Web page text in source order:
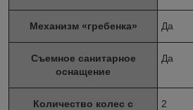
Механизм «гребенка» Да
Съемное санитарное
оснащение
Да
Количество колес с
2